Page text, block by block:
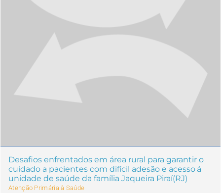
Desafios enfrentados em área rural para garantir o
cuidado a pacientes com difícil adesão e acesso á
unidade de saúde da família Jaqueira Piraí(RJ)
Atenção Primária à Saúde